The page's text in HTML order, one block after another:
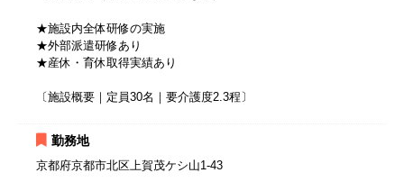
★施設内全体研修の実施
★外部派遣研修あり
★産休・育休取得実績あり
〔施設概要｜定員30名｜要介護度2.3程〕
勤務地
京都府京都市北区上賀茂ケシ山1-43